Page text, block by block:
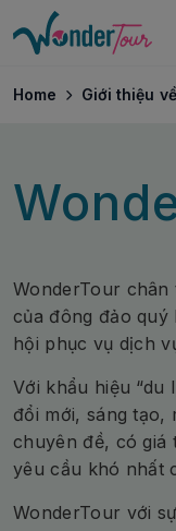
Home Giới thiệu
WonderTour
của đông đảo
hội phục vụ dịch
Với khẩu hiệu “du
đổi mới, sáng tạo,
chuyên đề, có giá
yêu cầu khó nhất
WonderTour với